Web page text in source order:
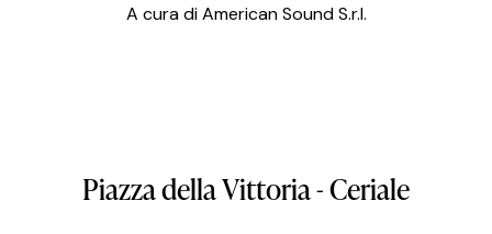
A cura di American Sound S.r.l.
PiazzadellaVittoria-Ceriale